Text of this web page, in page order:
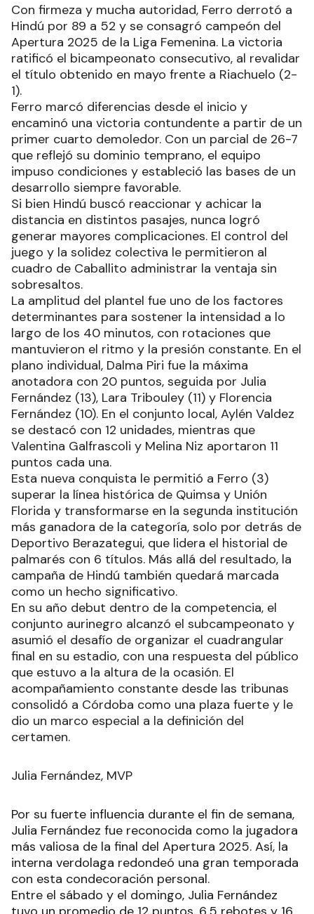
Con firmeza y mucha autoridad, Ferro derrotó a
Hindú por 89 a 52 y se consagró campeón del
Apertura 2025 de la Liga Femenina. La victoria
ratificó el bicampeonato consecutivo, al revalidar
el título obtenido en mayo frente a Riachuelo (2-
1).
Ferro marcó diferencias desde el inicio y
encaminó una victoria contundente a partir de un
primer cuarto demoledor. Con un parcial de 26-7
que reflejó su dominio temprano, el equipo
impuso condiciones y estableció las bases de un
desarrollo siempre favorable.
Si bien Hindú buscó reaccionar y achicar la
distancia en distintos pasajes, nunca logró
generar mayores complicaciones. El control del
juego y la solidez colectiva le permitieron al
cuadro de Caballito administrar la ventaja sin
sobresaltos.
La amplitud del plantel fue uno de los factores
determinantes para sostener la intensidad a lo
largo de los 40 minutos, con rotaciones que
mantuvieron el ritmo y la presión constante. En el
plano individual, Dalma Piri fue la máxima
anotadora con 20 puntos, seguida por Julia
Fernández (13), Lara Tribouley (11) y Florencia
Fernández (10). En el conjunto local, Aylén Valdez
se destacó con 12 unidades, mientras que
Valentina Galfrascoli y Melina Niz aportaron 11
puntos cada una.
Esta nueva conquista le permitió a Ferro (3)
superar la línea histórica de Quimsa y Unión
Florida y transformarse en la segunda institución
más ganadora de la categoría, solo por detrás de
Deportivo Berazategui, que lidera el historial de
palmarés con 6 títulos. Más allá del resultado, la
campaña de Hindú también quedará marcada
como un hecho significativo.
En su año debut dentro de la competencia, el
conjunto aurinegro alcanzó el subcampeonato y
asumió el desafío de organizar el cuadrangular
final en su estadio, con una respuesta del público
que estuvo a la altura de la ocasión. El
acompañamiento constante desde las tribunas
consolidó a Córdoba como una plaza fuerte y le
dio un marco especial a la definición del
certamen.
Julia Fernández, MVP
Por su fuerte influencia durante el fin de semana,
Julia Fernández fue reconocida como la jugadora
más valiosa de la final del Apertura 2025. Así, la
interna verdolaga redondeó una gran temporada
con esta condecoración personal.
Entre el sábado y el domingo, Julia Fernández